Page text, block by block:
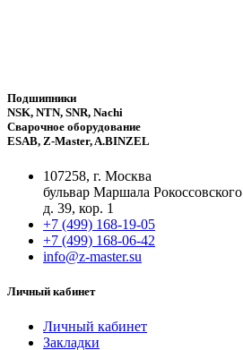
Подшипники
NSK, NTN, SNR, Nachi
Сварочное оборудование
ESAB, Z-Master, A.BINZEL
107258, г. Москва
бульвар Маршала Рокоссовского
д. 39, кор. 1
+7 (499) 168-19-05
+7 (499) 168-06-42
info@z-master.su
Личный кабинет
Личный кабинет
Закладки